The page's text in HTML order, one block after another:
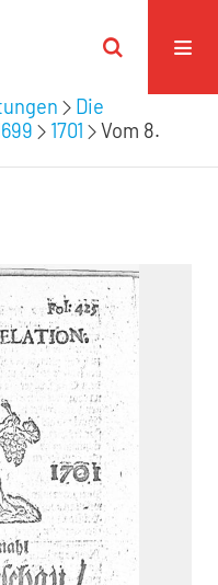
Die
1701
Vom 8.